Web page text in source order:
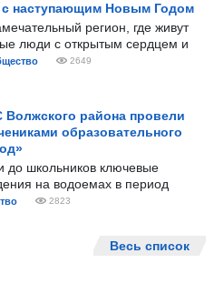
с наступающим Новым Годом
регион, где живут
люди с открытым сердцем и
2649
района провели
образовательного
до школьников ключевые
на водоемах в период
2823
Весь список